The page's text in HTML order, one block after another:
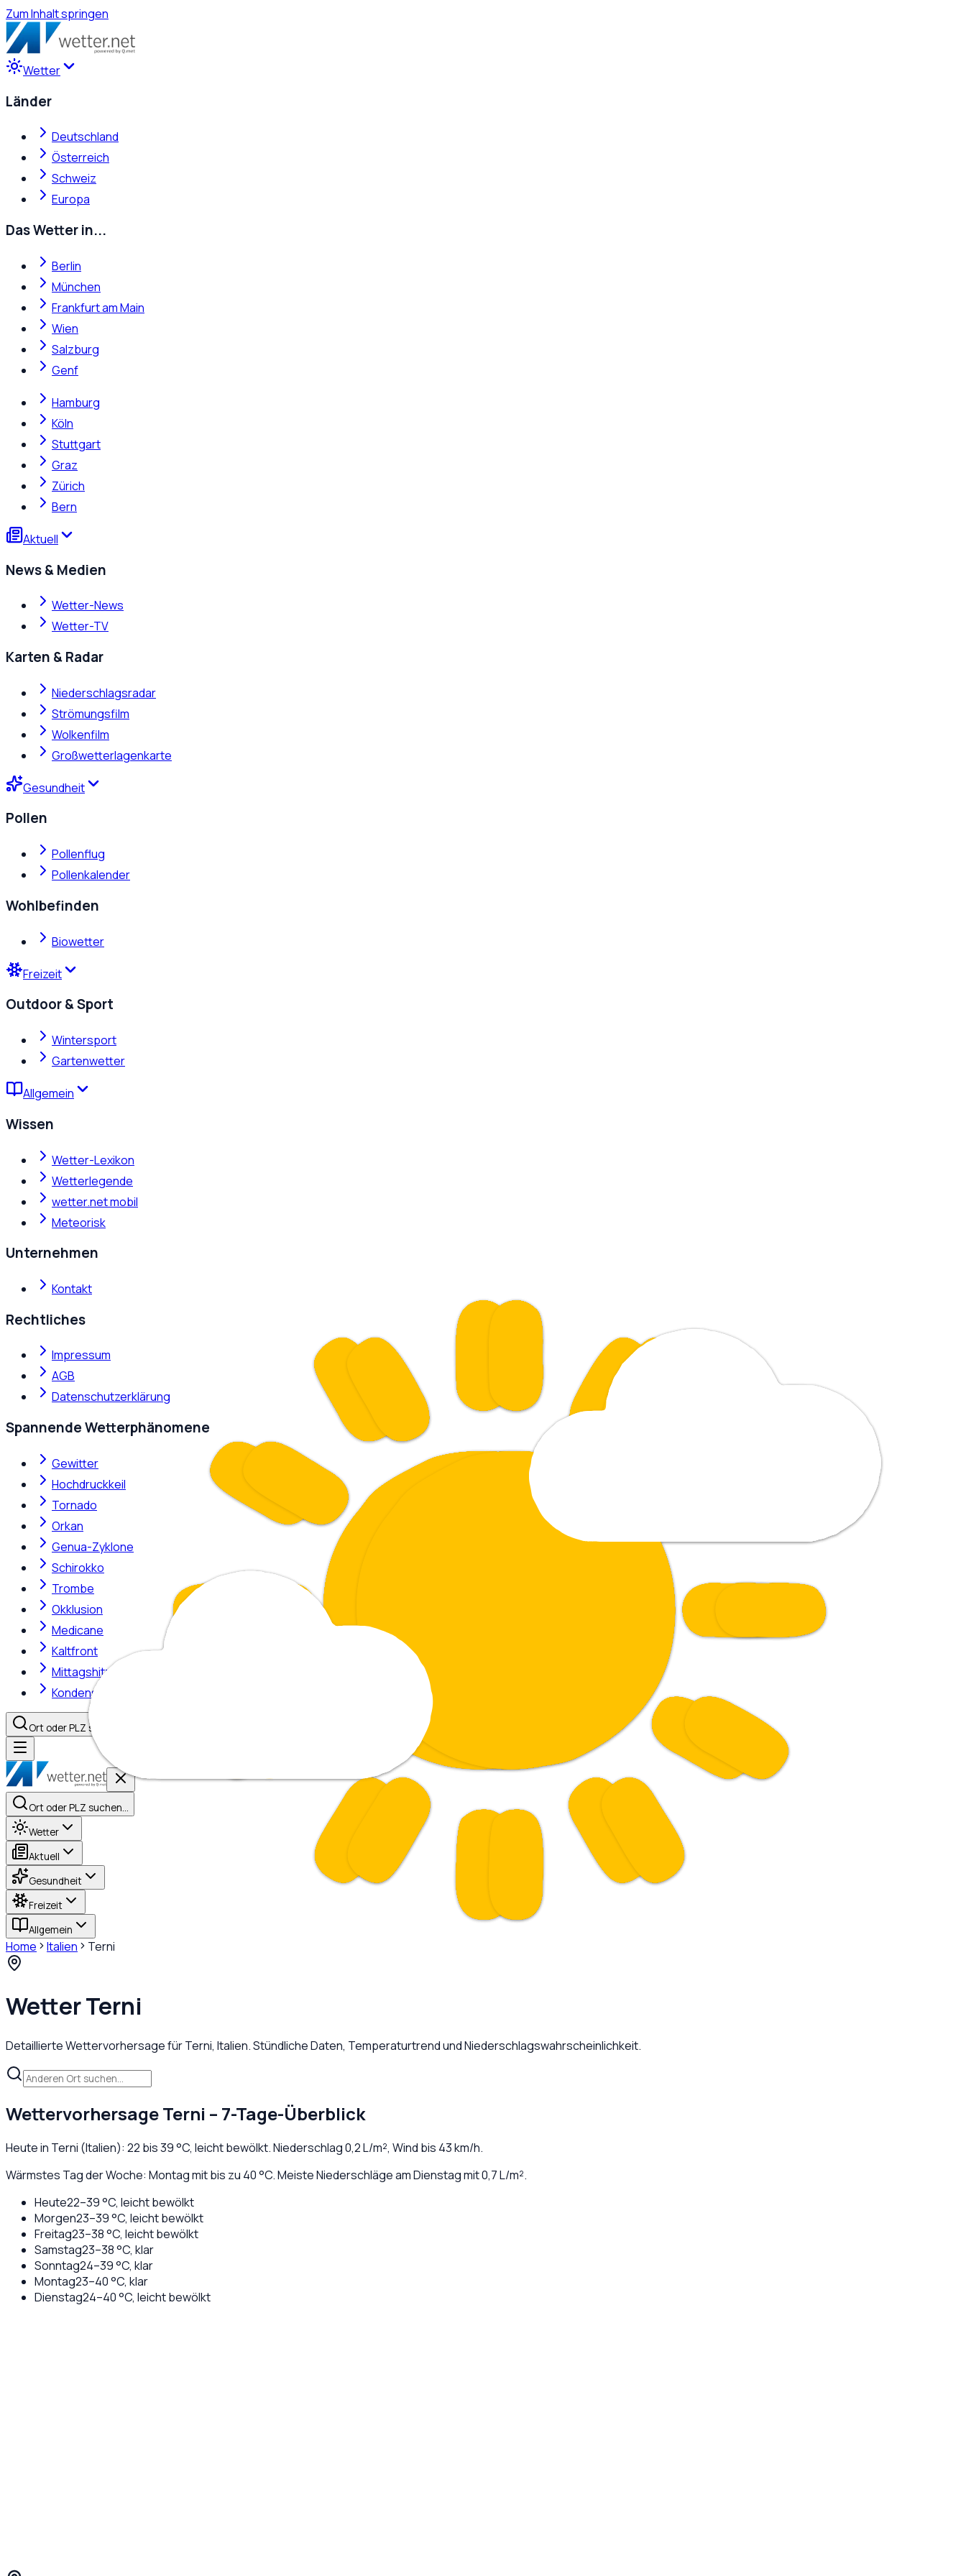
Zum Inhalt springen
Wetter
Länder
Deutschland
Österreich
Schweiz
Europa
Das Wetter in...
Berlin
München
Frankfurt am Main
Wien
Salzburg
Genf
Hamburg
Köln
Stuttgart
Graz
Zürich
Bern
Aktuell
News & Medien
Wetter-News
Wetter-TV
Karten & Radar
Niederschlagsradar
Strömungsfilm
Wolkenfilm
Großwetterlagenkarte
Gesundheit
Pollen
Pollenflug
Pollenkalender
Wohlbefinden
Biowetter
Freizeit
Outdoor & Sport
Wintersport
Gartenwetter
Allgemein
Wissen
Wetter-Lexikon
Wetterlegende
wetter.net mobil
Meteorisk
Unternehmen
Kontakt
Rechtliches
Impressum
AGB
Datenschutzerklärung
Spannende Wetterphänomene
Gewitter
Hochdruckkeil
Tornado
Orkan
Genua-Zyklone
Schirokko
Trombe
Okklusion
Medicane
Kaltfront
Mittagshitze
Kondensstreifen
Ort oder PLZ suchen…
Ort oder PLZ suchen…
Wetter
Aktuell
Gesundheit
Freizeit
Allgemein
Home Italien Terni
WetterTerni
Detaillierte Wettervorhersage fürTerni, Italien. Stündliche Daten, Temperaturtrend und Niederschlagswahrscheinlichkeit.
WettervorhersageTerni – 7-Tage-Überblick
Heute in Terni (Italien): 22 bis39°C, leicht bewölkt. Niederschlag0,2L/m², Wind bis 43km/h.
Wärmstes Tag der Woche: Montag mit bis zu 40 °C. Meiste Niederschläge am Dienstag mit 0,7 L/m².
Heute22–39°C, leicht bewölkt
Morgen23–39°C, leicht bewölkt
Freitag23–38°C, leicht bewölkt
Samstag23–38°C, klar
Sonntag24–39°C, klar
Montag23–40°C, klar
Dienstag24–40°C, leicht bewölkt